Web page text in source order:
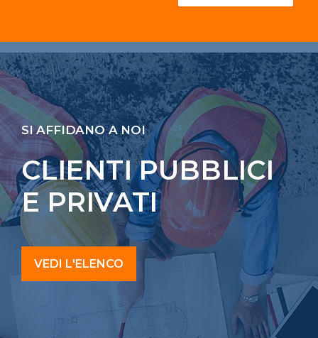
SI AFFIDANO A NOI
CLIENTI PUBBLICI
E PRIVATI
VEDI L'ELENCO